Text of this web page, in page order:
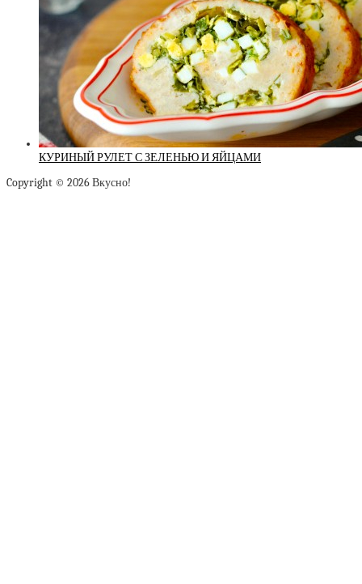
КУРИНЫЙ РУЛЕТ С ЗЕЛЕНЬЮ И ЯЙЦАМИ
Copyright © 2026 Вкусно!